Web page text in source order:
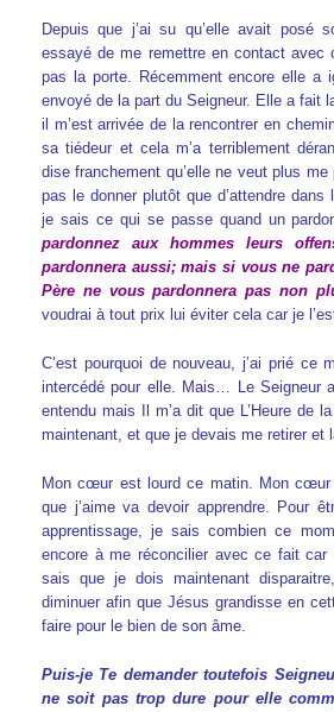
Depuis que j’ai su qu’elle avait posé
essayé de me remettre en contact avec
pas la porte. Récemment encore elle a
envoyé de la part du Seigneur. Elle a fait
il m’est arrivée de la rencontrer en
sa tiédeur et cela m’a terriblement
dise franchement qu’elle ne veut plus
pas le donner plutôt que d’attendre
je sais ce qui se passe quand un
pardonnez aux hommes leurs
pardonnera aussi; mais si vous ne
Père ne vous pardonnera pas non
voudrai à tout prix lui éviter cela car je
C’est pourquoi de nouveau, j’ai prié ce
intercédé pour elle. Mais… Le Seigneur
entendu mais Il m’a dit que L’Heure de
maintenant, et que je devais me retirer et
Mon cœur est lourd ce matin. Mon cœur
que j’aime va devoir apprendre. Pour
apprentissage, je sais combien ce
encore à me réconcilier avec ce fait car
sais que je dois maintenant
diminuer afin que Jésus grandisse en
faire pour le bien de son âme.
Puis-je Te demander toutefois
ne soit pas trop dure pour elle